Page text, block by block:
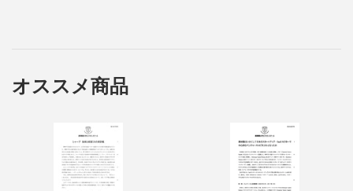
オススメ商品